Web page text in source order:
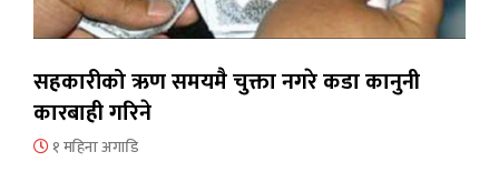
सहकारीको ऋण समयमै चुक्ता नगरे कडा कानुनी
कारबाही गरिने
१ महिना अगाडि